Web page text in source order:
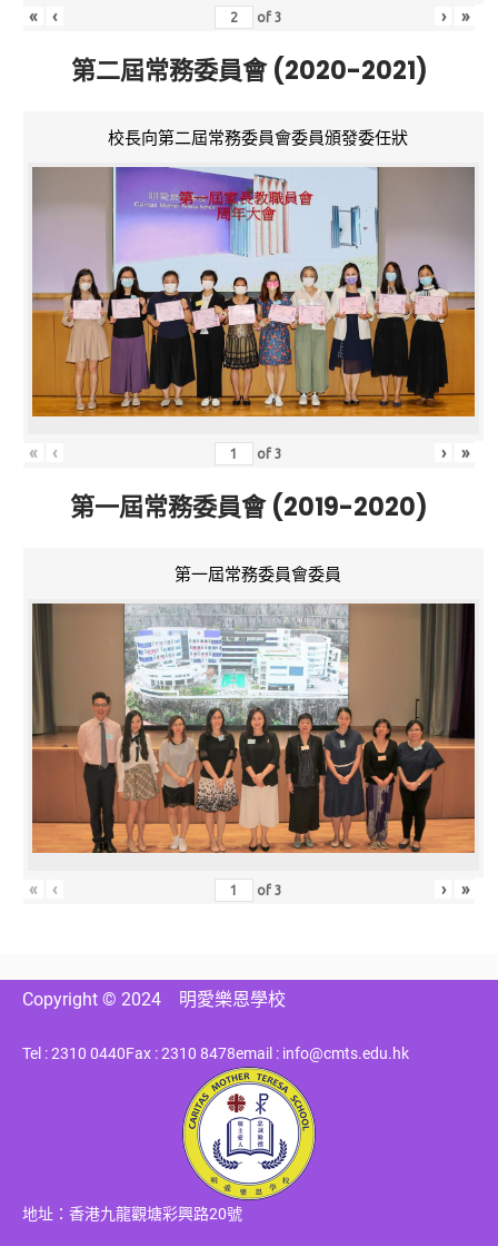
« ‹ of3 › »
第二屆常務委員會 (2020-2021)
校長向第二屆常務委員會委員頒發委任狀
« ‹ of3 › »
第一屆常務委員會 (2019-2020)
第一屆常務委員會委員
« ‹ of3 › »
Copyright © 2024 明愛樂恩學校
Tel : 2310 0440Fax : 2310 8478email : info@cmts.edu.hk
地址：香港九龍觀塘彩興路20號